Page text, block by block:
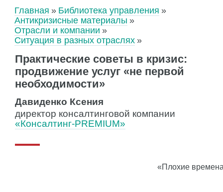
Главная
Библиотека управления
Антикризисные материалы
Отрасли и компании
Ситуация в разных отраслях
Практические советы в кризис:
продвижение услуг «не первой
необходимости»
Давиденко Ксения
директор консалтинговой компании
«Консалтинг-PREMIUM»
«Плохие